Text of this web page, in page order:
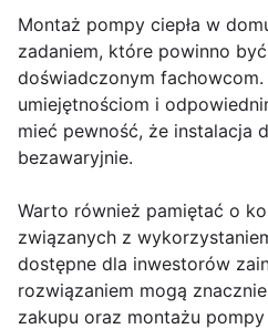
Montaż pompy ciepła w
zadaniem, które powinno
doświadczonym
umiejętnościom i
mieć pewność, że instalacja
bezawaryjnie.
Warto również pamiętać o
związanych z
dostępne dla inwestorów
rozwiązaniem mogą
zakupu oraz montażu pompy